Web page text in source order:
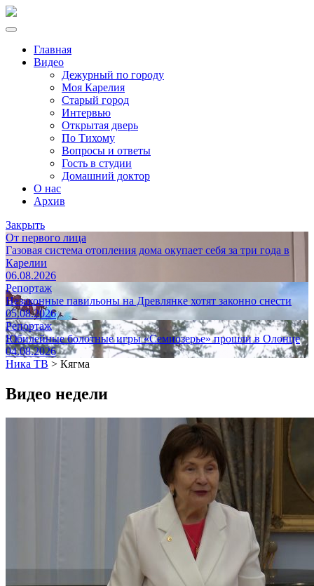
Главная
Видео
Дежурный по городу
Моя Карелия
Старый город
Интервью
Открытая дверь
По Тихому
Вопросы и ответы
Гость в студии
Домашний доктор
О нас
Архив
Закрыть
От первого лица
Газовая система отопления дома окупает себя за три года в
Карелии
06.08.2026
Репортаж
Незаконные павильоны на Древлянке хотят законно снести
05.08.2026
Репортаж
Юбилейные болотные игры «Семиозерье» прошли в Олонце
04.08.2026
Ника ТВ > Кягма
Видео недели